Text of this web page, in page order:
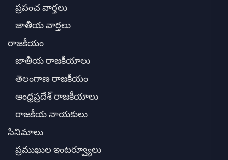
ప్రపంచ వార్తలు
జాతీయ వార్తలు
రాజకీయం
జాతీయ రాజకీయాలు
తెలంగాణ రాజకీయం
ఆంధ్రప్రదేశ్ రాజకీయాలు
రాజకీయ నాయకులు
సినిమాలు
ప్రముఖుల ఇంటర్వ్యూలు